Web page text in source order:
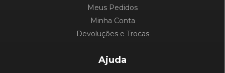
Meus Pedidos
Minha Conta
Devoluções e Trocas
Ajuda